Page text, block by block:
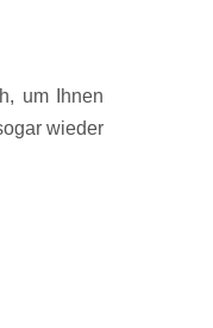
um Ihnen
wieder